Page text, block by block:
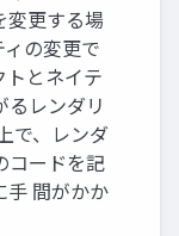
変更する場
の変更で
トとネイテ
るレンダリ
で、レンダ
コードを記
手 間がかか